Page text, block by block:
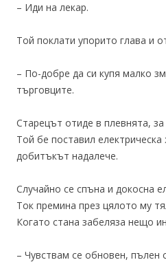
– Иди на лекар.
Той поклати упорито глава и
– По-добре да си купя малко
търговците.
Старецът отиде в плевнята,
Той бе поставил
добитъкът надалече.
Случайно се спъна и докосна
Ток премина през цялото му
Когато стана забеляза нещо
– Чувствам се обновен, пълен